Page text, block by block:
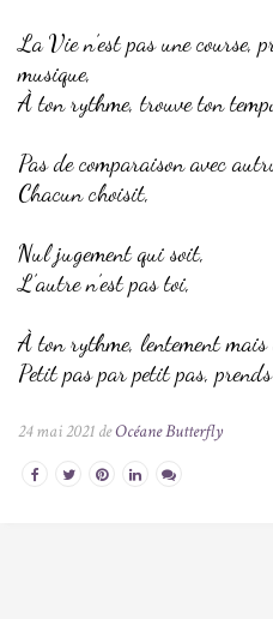
La Vie n’est pas une course,
musique,
À ton rythme, trouve ton
Pas de comparaison avec
Chacun choisit,
Nul jugement qui soit,
L’autre n’est pas toi,
À ton rythme, lentement mais
Petit pas par petit pas,
24 mai 2021 deOcéane Butterfly